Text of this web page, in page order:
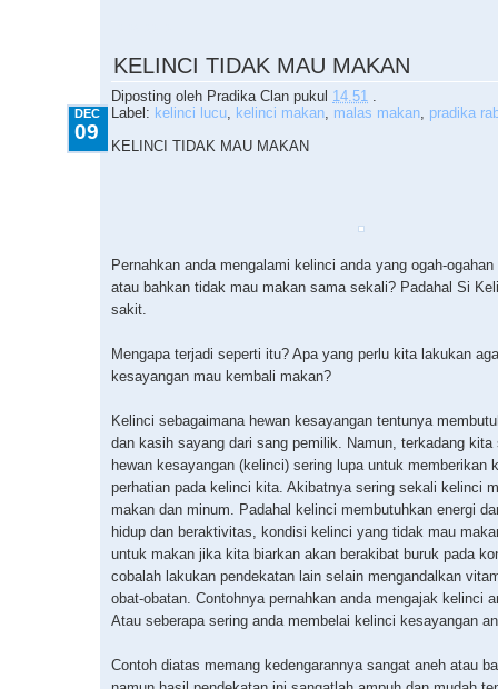
KELINCI TIDAK MAU MAKAN
Diposting oleh Pradika Clan pukul 14.51 .
DEC
09
Label: kelinci lucu, kelinci makan, malas makan, pradika
KELINCI TIDAK MAU MAKAN
Pernahkan anda mengalami kelinci anda yang ogah-
atau bahkan tidak mau makan sama sekali? Padahal Si
sakit.
Mengapa terjadi seperti itu? Apa yang perlu kita lakukan
kesayangan mau kembali makan?
Kelinci sebagaimana hewan kesayangan tentunya
dan kasih sayang dari sang pemilik. Namun, terkadang kita
hewan kesayangan (kelinci) sering lupa untuk memberikan
perhatian pada kelinci kita. Akibatnya sering sekali kelinci
makan dan minum. Padahal kelinci membutuhkan energi
hidup dan beraktivitas, kondisi kelinci yang tidak mau
untuk makan jika kita biarkan akan berakibat buruk pada
cobalah lakukan pendekatan lain selain mengandalkan
obat-obatan. Contohnya pernahkan anda mengajak kelinci
Atau seberapa sering anda membelai kelinci kesayangan
Contoh diatas memang kedengarannya sangat aneh atau